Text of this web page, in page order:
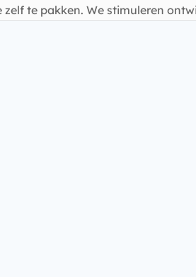
zelf te pakken. We stimuleren